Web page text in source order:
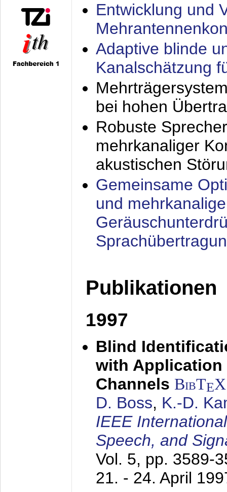
Entwicklung und
Adaptive blinde
Kanalschätzung
bei hohen
Robuste
mehrkanaliger
akustischen
Gemeinsame
und
Publikationen
1997
Blind
with Application
Channels BibTEX
D. Boss, K.-D.
IEEE
Speech, and
Vol. 5, pp. 3589-
21. - 24. April